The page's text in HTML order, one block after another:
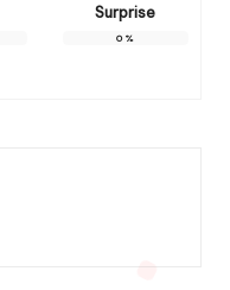
Surprise
0%